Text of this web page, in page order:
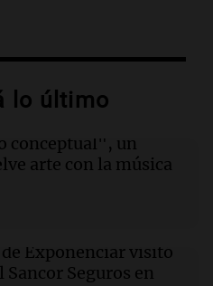
estará el tiempo este
estará el tiempo
estará el tiempo
lo último
conceptual", un
arte con la música
Exponenciar visitó
Seguros en